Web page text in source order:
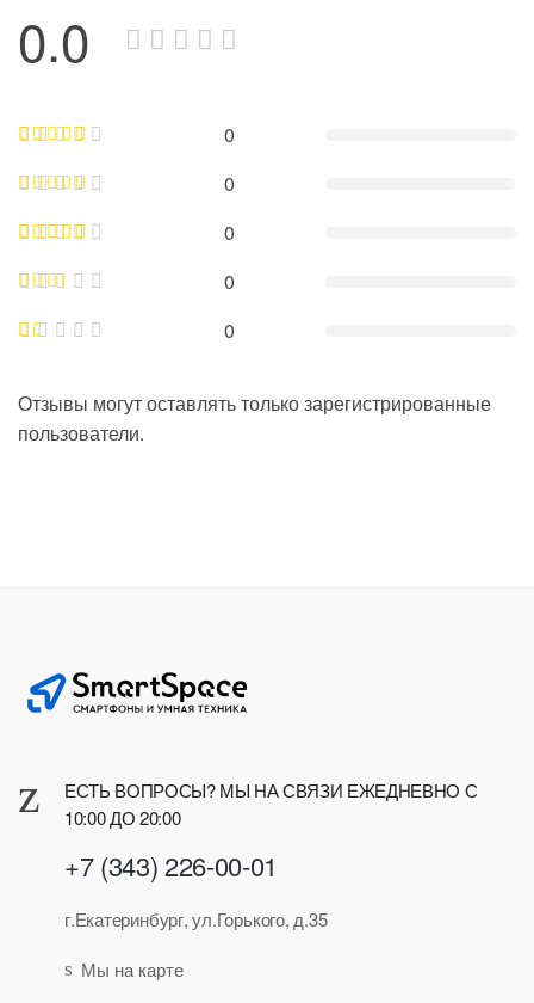
0.0
0
0
0
0
0
Отзывы могут оставлять только зарегистрированные
пользователи.
ЕСТЬ ВОПРОСЫ? МЫ НА СВЯЗИ ЕЖЕДНЕВНО С
10:00 ДО 20:00
+7 (343) 226-00-01
г.Екатеринбург, ул.Горького, д.35
Мы на карте